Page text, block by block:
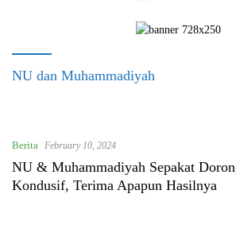
NU dan Muhammadiyah
Berita February 10, 2024
NU & Muhammadiyah Sepakat
Kondusif, Terima Apapun Hasilnya